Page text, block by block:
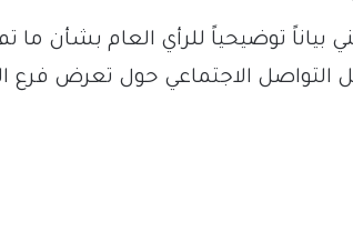
بياناً توضيحياً للرأي العام بشأن ما
التواصل الاجتماعي حول تعرض